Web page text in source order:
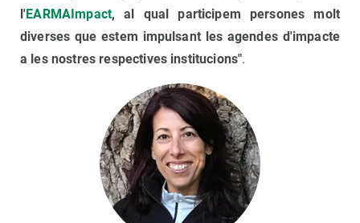
l'EARMAImpact, al qual participem persones molt
diverses que estem impulsant les agendes d'impacte
a les nostres respectives institucions".